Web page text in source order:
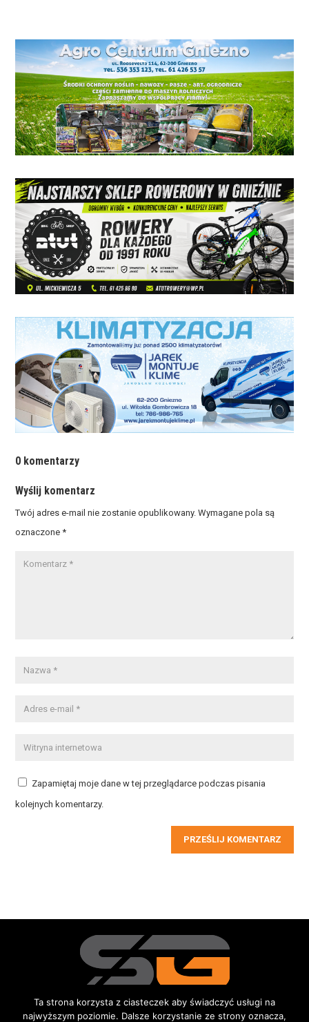
0 komentarzy
Wyślij komentarz
Twój adres e-mail nie zostanie opublikowany. Wymagane pola są
oznaczone*
Zapamiętaj moje dane w tej przeglądarce podczas pisania
kolejnych komentarzy.
PRZEŚLIJ KOMENTARZ
Ta strona korzysta z ciasteczek aby świadczyć usługi na
najwyższym poziomie. Dalsze korzystanie ze strony oznacza,